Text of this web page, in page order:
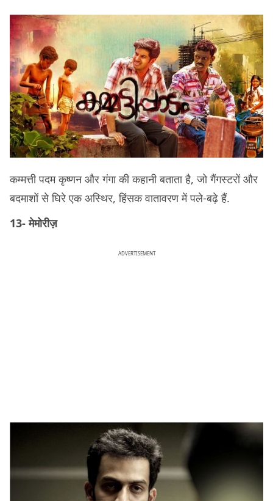
कम्मत्ती पदम कृष्णन और गंगा की कहानी बताता है, जो गैंगस्टरों और
बदमाशों से घिरे एक अस्थिर, हिंसक वातावरण में पले-बढ़े हैं.
13- मेमोरीज़
ADVERTISEMENT